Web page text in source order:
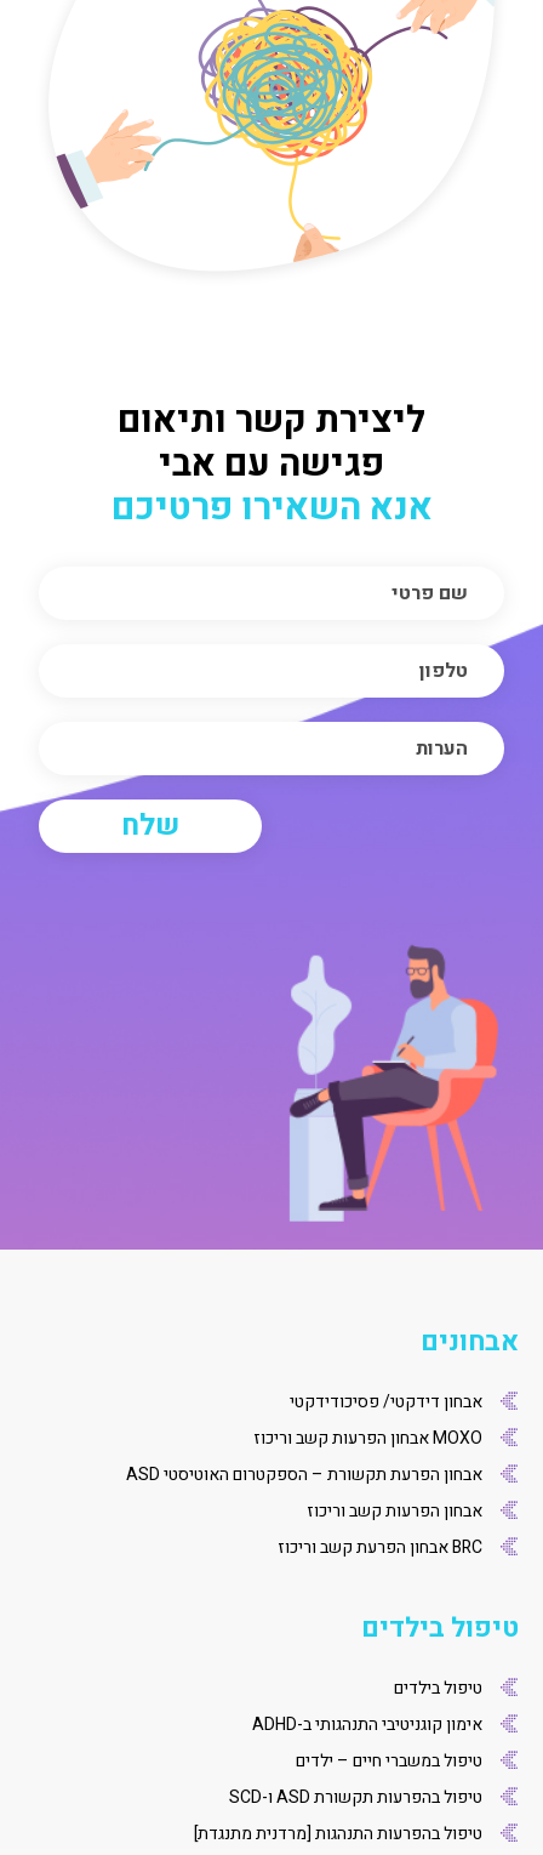
ליצירת קשר ותיאום
פגישה עם אבי
אנא השאירו פרטיכם
אבחונים
אבחון דידקטי/ פסיכודידקטי
MOXO אבחון הפרעות קשב וריכוז
אבחון הפרעת תקשורת – הספקטרום האוטיסטי ASD
אבחון הפרעות קשב וריכוז
BRC אבחון הפרעת קשב וריכוז
טיפול בילדים
טיפול בילדים
אימון קוגניטיבי התנהגותי ב-ADHD
טיפול במשברי חיים – ילדים
טיפול בהפרעות תקשורת ASD ו-SCD
טיפול בהפרעות התנהגות [מרדנית מתנגדת]